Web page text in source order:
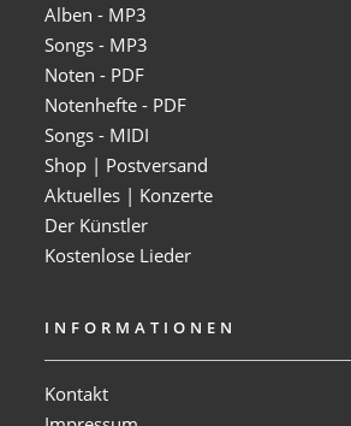
Alben - MP3
Songs - MP3
Noten - PDF
Notenhefte - PDF
Songs - MIDI
Shop | Postversand
Aktuelles | Konzerte
Der Künstler
Kostenlose Lieder
INFORMATIONEN
Kontakt